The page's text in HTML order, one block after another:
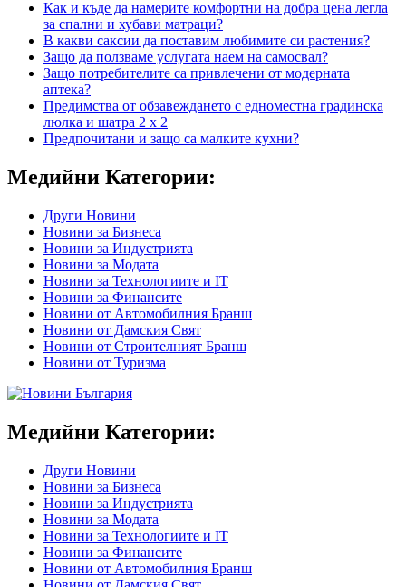
Как и къде да намерите комфортни на добра цена легла
за спални и хубави матраци?
В какви саксии да поставим любимите си растения?
Защо да ползваме услугата наем на самосвал?
Защо потребителите са привлечени от модерната
аптека?
Предимства от обзавеждането с едноместна градинска
люлка и шатра 2 х 2
Предпочитани и защо са малките кухни?
Медийни Категории:
Други Новини
Новини за Бизнеса
Новини за Индустрията
Новини за Модата
Новини за Технологиите и IT
Новини за Финансите
Новини от Автомобилния Бранш
Новини от Дамския Свят
Новини от Строителният Бранш
Новини от Туризма
Медийни Категории:
Други Новини
Новини за Бизнеса
Новини за Индустрията
Новини за Модата
Новини за Технологиите и IT
Новини за Финансите
Новини от Автомобилния Бранш